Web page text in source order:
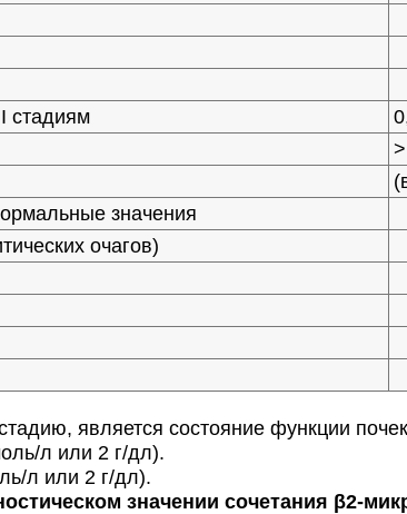
стадиям
значения
очагов)
является состояние функции
л или 2 г/дл).
л или 2 г/дл).
значении сочетания β2-